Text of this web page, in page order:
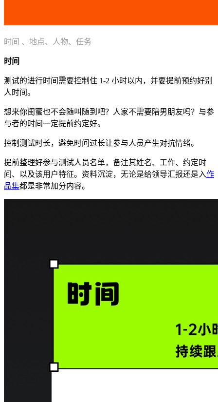
时间 、地点、人物、任务
时间
测试的进行时间需要控制住 1-2 小时以内，并要提前预约好别
人时间。
想来你闺蜜也不会随叫随到吧？人家不需要陪男朋友吗？与参
与者的时间一定提前约定好。
控制测试时长，避免时间过长让参与人员产生对抗情绪。
提前整理好参与测试人员名单，备注其姓名、工作、约定时
间、以及该用户特征。资料沉淀，无论是给领导汇报还是入作
品集都是非常加分内容。